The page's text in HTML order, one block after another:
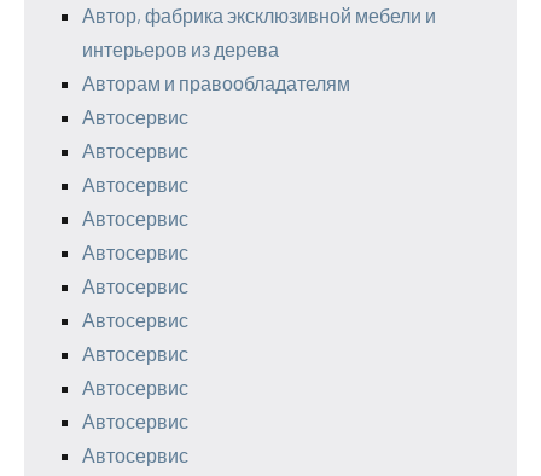
Автор, фабрика эксклюзивной мебели и
интерьеров из дерева
Авторам и правообладателям
Автосервис
Автосервис
Автосервис
Автосервис
Автосервис
Автосервис
Автосервис
Автосервис
Автосервис
Автосервис
Автосервис